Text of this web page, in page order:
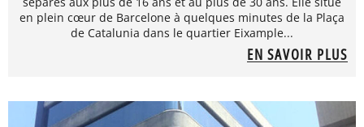
en plein cœur de Barcelone à quelques minutes de la Plaça
de Catalunia dans le quartier Eixample...
EN SAVOIR PLUS